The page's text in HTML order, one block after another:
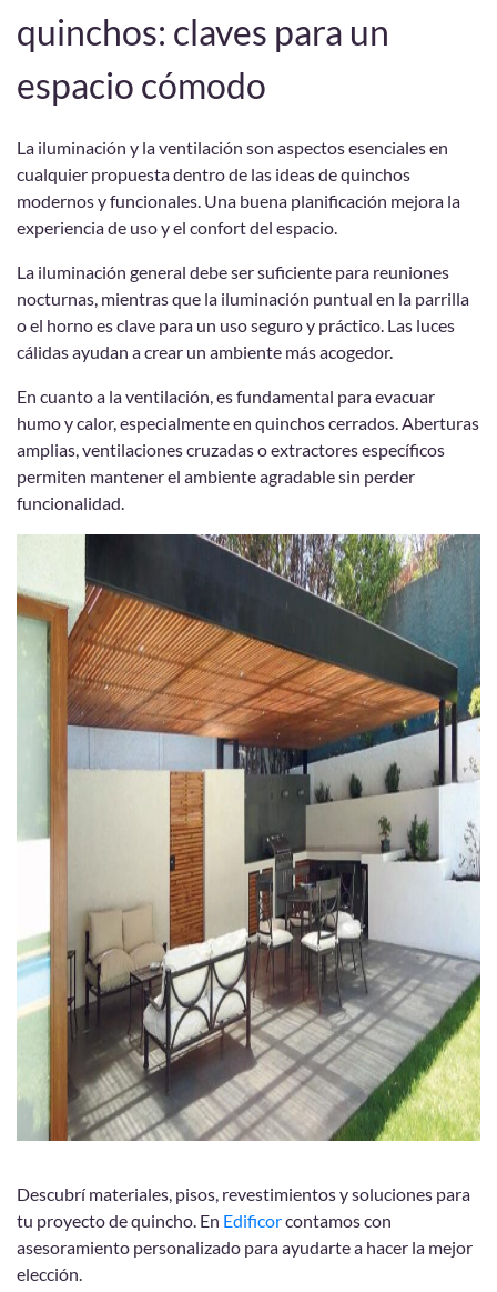
quinchos: claves para un
espacio cómodo
La iluminación y la ventilación son aspectos esenciales en
cualquier propuesta dentro de las ideas de quinchos
modernos y funcionales. Una buena planificación mejora la
experiencia de uso y el confort del espacio.
La iluminación general debe ser suficiente para reuniones
nocturnas, mientras que la iluminación puntual en la parrilla
o el horno es clave para un uso seguro y práctico. Las luces
cálidas ayudan a crear un ambiente más acogedor.
En cuanto a la ventilación, es fundamental para evacuar
humo y calor, especialmente en quinchos cerrados. Aberturas
amplias, ventilaciones cruzadas o extractores específicos
permiten mantener el ambiente agradable sin perder
funcionalidad.
Descubrí materiales, pisos, revestimientos y soluciones para
tu proyecto de quincho. En Edificorcontamos con
asesoramiento personalizado para ayudarte a hacer la mejor
elección.